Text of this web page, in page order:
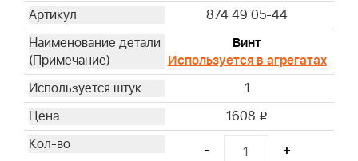
874 49 05-44
Винт
Используется в агрегатах
1
1608 i
- +